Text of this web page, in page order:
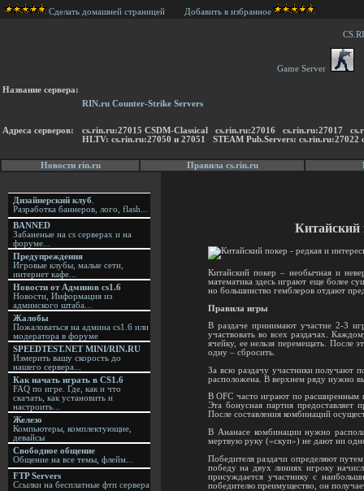
Сделать домашней страницей Добавить в избранное
Game Server
Название сервера:
RIN.ru Counter-Strike Servers
Адреса серверов:
cs.rin.ru:27015 CSDM-Classical cs.rin.ru:27016 cs.rin.ru:27017
HLTV: cs.rin.ru:27050 и 27051 STEAM Pub.Servers: cs.rin.ru:27022
Новости rin.ru Правила cs.rin.ru
Дизайнерский клуб
Разработка баннеров, лого, flash...
BANNED
Забаненые на cs серверах и на
форуме...
Предупреждения
Игровые клубы, малые сети,
интернет кафе...
Новости от Админов cs1.6
Новости, Информация из
админского штаба...
Жалобы
Пожаловаться на админа cs1.6 или
модератора в форуме
SPEEDTEST.NET MINI/RIN.RU
Измерить вашу скорость до
нашего сервера...
Как начать играть в CS1.6
FAQ по игре. Где, как и что
скачать, как установить и
настроить...
Железо
Компьютеры, комплектующие,
девайсы
Свободное общение
Общение на все темы, флейм...
FTP Servers
Ссылки на бесплатные фтп сервера
Китайский
Китайский покер – необычная и
математика здесь играют еще более
но большинство гемблеров отдают
Правила игры
В раздаче принимают участие 2-3
участвовать во всех раздачах.
ячейку, ее нельзя перемещать. После
одну – сбросить.
За всю раздачу участники получают
расположена. В верхнем ряду нужно
В OFC часто играют по расширенным
Эта бонусная партия предоставляет
После составления комбинаций
В Ананасе комбинации нужно
мертвую руку («скуп») не дают ни
Победителя раздачи определяют
победу на двух линиях игроку
присуждается участнику с
победителю преимущество, он